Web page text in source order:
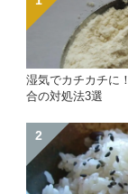
湿気でカチカチに
合の対処法3選